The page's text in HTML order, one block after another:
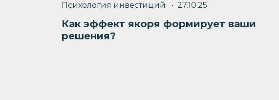
Психология инвестиций 27.10.25
Как эффект якоря формирует ваши
решения?